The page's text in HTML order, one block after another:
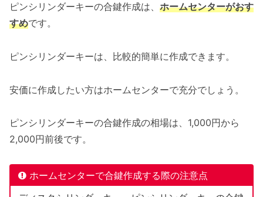
ピンシリンダーキーの合鍵作成は、 ホームセンターがおす
すめです。
ピンシリンダーキーは、比較的簡単に作成できます。
安価に作成したい方はホームセンターで充分でしょう。
ピンシリンダーキーの合鍵作成の相場は、1,000円から
2,000円前後です。
ホームセンターで合鍵作成する際の注意点